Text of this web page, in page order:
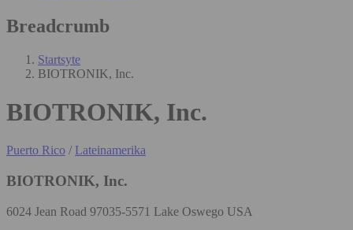
Breadcrumb
Startsyte
BIOTRONIK, Inc.
BIOTRONIK, Inc.
Puerto Rico / Lateinamerika
BIOTRONIK, Inc.
6024 Jean Road 97035-5571 Lake Oswego USA